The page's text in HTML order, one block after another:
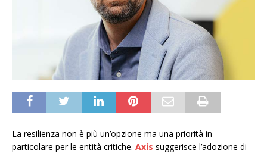
La resilienza non è più un’opzione ma una priorità in
particolare per le entità critiche. Axis suggerisce l’adozione di